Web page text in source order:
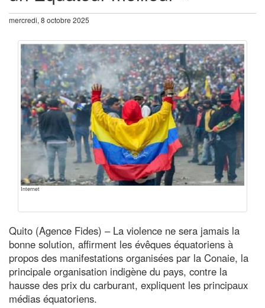
mercredi, 8 octobre 2025
Internet
Quito (Agence Fides) – La violence ne sera jamais la
bonne solution, affirment les évêques équatoriens à
propos des manifestations organisées par la Conaie, la
principale organisation indigène du pays, contre la
hausse des prix du carburant, expliquent les principaux
médias équatoriens.